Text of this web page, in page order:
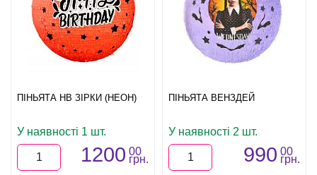
ПІНЬЯТА HB ЗІРКИ (НЕОН)
У наявності 1 шт.
1200 00
грн.
ПІНЬЯТА ВЕНЗДЕЙ
У наявності 2 шт.
990 00
грн.